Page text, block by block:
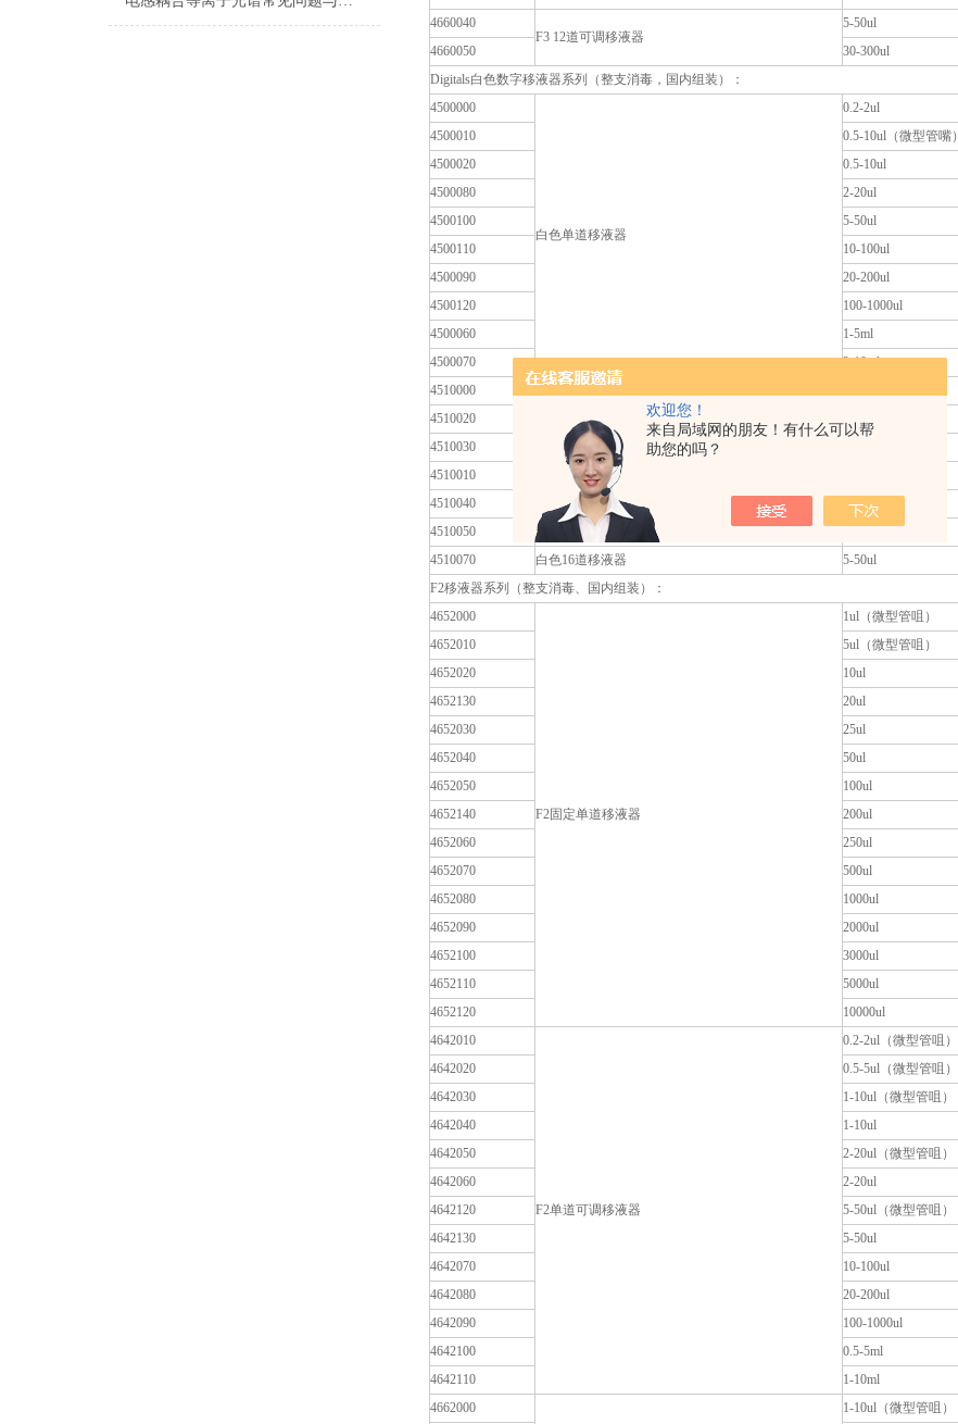
欢迎您！
来自局域网的朋友！有什么可以帮
助您的吗？
4660040
F3 12道可调移液器
5-50ul
4660050
30-300ul
Digitals白色数字移液器系列（整支消毒，国内组装）：
4500000
白色单道移液器
0.2-2ul
4500010
0.5-10ul（微型管嘴）
4500020
0.5-10ul
4500080
2-20ul
4500100
5-50ul
4500110
10-100ul
4500090
20-200ul
4500120
100-1000ul
4500060
1-5ml
4500070
2-10ml
4510000
白色8道移液器
4510020
5-50ul
4510030
4510010
白色12道移液器
4510040
5-50ul
4510050
4510070
白色16道移液器
5-50ul
F2移液器系列（整支消毒、国内组装）：
4652000
F2固定单道移液器
1ul（微型管咀）
4652010
5ul（微型管咀）
4652020
10ul
4652130
20ul
4652030
25ul
4652040
50ul
4652050
100ul
4652140
200ul
4652060
250ul
4652070
500ul
4652080
1000ul
4652090
2000ul
4652100
3000ul
4652110
5000ul
4652120
10000ul
4642010
F2单道可调移液器
0.2-2ul（微型管咀）
4642020
0.5-5ul（微型管咀）
4642030
1-10ul（微型管咀）
4642040
1-10ul
4642050
2-20ul（微型管咀）
4642060
2-20ul
4642120
5-50ul（微型管咀）
4642130
5-50ul
4642070
10-100ul
4642080
20-200ul
4642090
100-1000ul
4642100
0.5-5ml
4642110
1-10ml
4662000
1-10ul（微型管咀）